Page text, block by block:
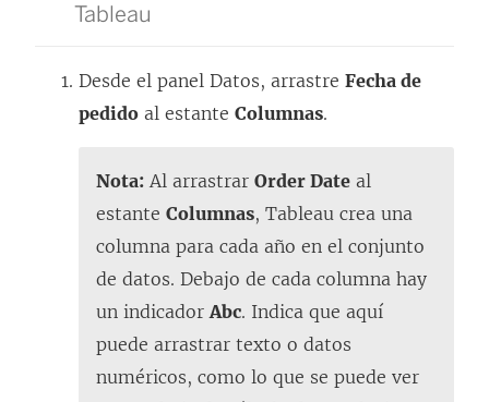
Tableau
Desde el panel Datos, arrastre Fecha de
pedido al estante Columnas.
Nota: Al arrastrar Order Date al
estante Columnas, Tableau crea una
columna para cada año en el conjunto
de datos. Debajo de cada columna hay
un indicadorAbc. Indica que aquí
puede arrastrar texto o datos
numéricos, como lo que se puede ver